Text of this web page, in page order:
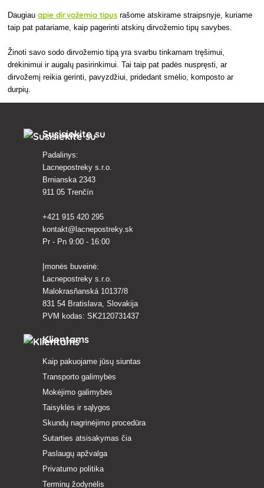
Daugiauapie dirvožemio tipus rašome atskirame straipsnyje, kuriame
taip pat patariame, kaip pagerinti atskirų dirvožemio tipų savybes.
Žinoti savo sodo dirvožemio tipą yra svarbu tinkamam tręšimui,
drėkinimui ir augalų pasirinkimui. Tai taip pat padės nuspręsti, ar
dirvožemį reikia gerinti, pavyzdžiui, pridedant smėlio, komposto ar
durpių.
Susisiekite su
Padalinys:
Lacnepostreky s.r.o.
Brnianska 2343
911 05 Trenčín
+421 915 420 295
kontakt@lacnepostreky.sk
Pr - Pn 9:00 - 16:00
Įmonės buveinė:
Lacnepostreky s.r.o.
Malokrasňanská 10137/8
831 54 Bratislava, Slovakija
PVM kodas: SK2120731437
Klientams
Kaip pakuojame jūsų siuntas
Transporto galimybės
Mokėjimo galimybės
Taisyklės ir sąlygos
Skundų nagrinėjimo procedūra
Sutarties atsisakymas čia
Paslaugų apžvalga
Privatumo politika
Terminų žodynėlis